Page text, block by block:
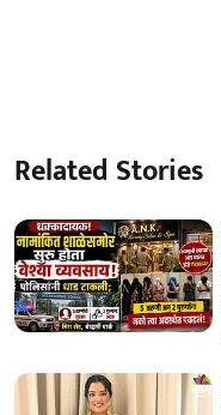
Related Stories